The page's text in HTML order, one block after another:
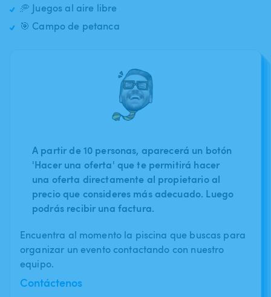
🥏 Juegos al aire libre
🎯 Campo de petanca
A partir de 10 personas, aparecerá un botón
'Hacer una oferta' que te permitirá hacer
una oferta directamente al propietario al
precio que consideres más adecuado. Luego
podrás recibir una factura.
Encuentra al momento la piscina que buscas para
organizar un evento contactando con nuestro
equipo.
Contáctenos